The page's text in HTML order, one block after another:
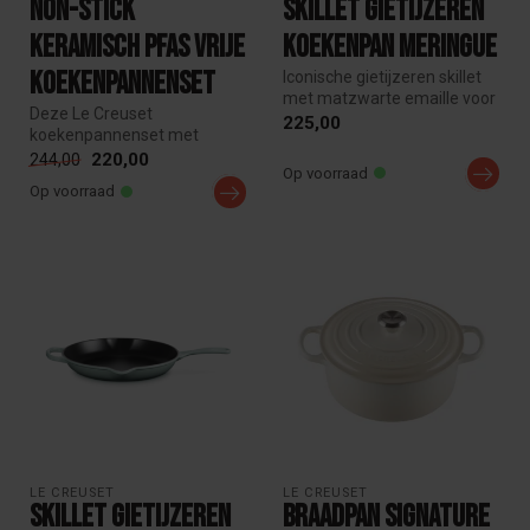
Non-Stick
Keramisch pfas vrije
Koekenpannenset
Deze Le Creuset
koekenpannenset met
keramische anti-aanbaklaag
244,00 220,00
Op voorraad
Skillet gietijzeren
koekenpan Meringue
Iconische gietijzeren skillet
met matzwarte emaille voor
perfect karamelliseren ...
225,00
Op voorraad
LE CREUSET
Skillet gietijzeren
LE CREUSET
Braadpan Signature